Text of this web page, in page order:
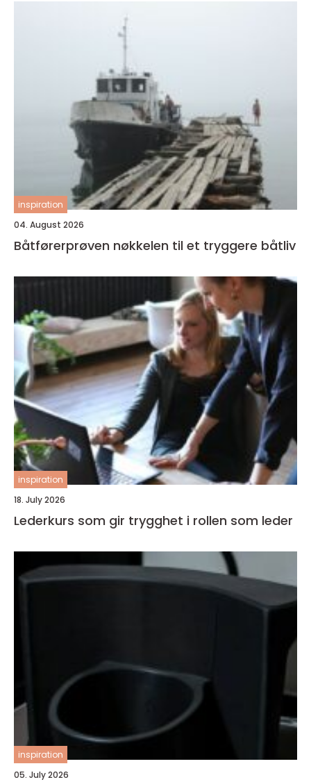
inspiration
04. August 2026
Båtførerprøven nøkkelen til et tryggere båtliv
inspiration
18. July 2026
Lederkurs som gir trygghet i rollen som leder
inspiration
05. July 2026